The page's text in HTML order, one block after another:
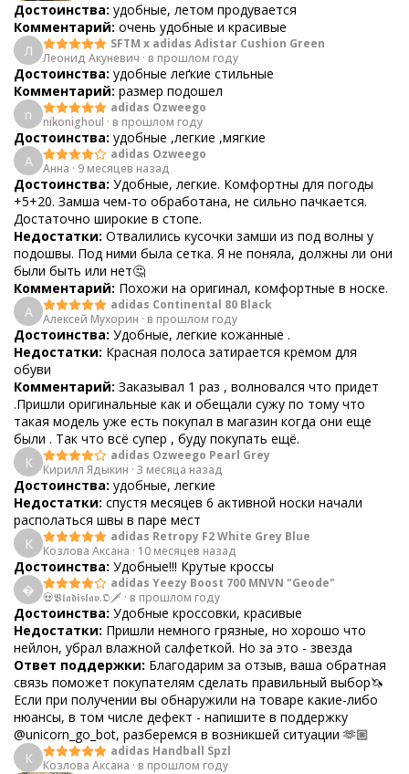
Достоинства: удобные, летом продувается
Комментарий: очень удобные и красивые
Л
SFTM x adidas Adistar Cushion Green
Леонид Акуневич · в прошлом году
Достоинства: удобные леґкие стильные
Комментарий: размер подошел
n
adidas Ozweego
nikonighoul · в прошлом году
Достоинства: удобные ,легкие ,мягкие
А
adidas Ozweego
Анна · 9 месяцев назад
Достоинства: Удобные, легкие. Комфортны для погоды
+5+20. Замша чем-то обработана, не сильно пачкается.
Достаточно широкие в стопе.
Недостатки: Отвалились кусочки замши из под волны у
подошвы. Под ними была сетка. Я не поняла, должны ли они
были быть или нет🤔
Комментарий: Похожи на оригинал, комфортные в носке.
А
adidas Continental 80 Black
Алексей Мухорин · в прошлом году
Достоинства: Удобные, легкие кожанные .
Недостатки: Красная полоса затирается кремом для
обуви
Комментарий: Заказывал 1 раз , волновался что придет
.Пришли оригинальные как и обещали сужу по тому что
такая модель уже есть покупал в магазин когда они еще
были . Так что всё супер , буду покупать ещё.
К
adidas Ozweego Pearl Grey
Кирилл Ядыкин · 3 месяца назад
Достоинства: удобные, легкие
Недостатки: спустя месяцев 6 активной носки начали
располаться швы в паре мест
К
adidas Retropy F2 White Grey Blue
Козлова Аксана · 10 месяцев назад
Достоинства: Удобные!!! Крутые кроссы

adidas Yeezy Boost 700 MNVN "Geode"
💀𝖁𝖑𝖆𝖉𝖎𝖘𝖑𝖆𝖛.𝕺🗡 · в прошлом году
Достоинства: Удобные кроссовки, красивые
Недостатки: Пришли немного грязные, но хорошо что
нейлон, убрал влажной салфеткой. Но за это - звезда
Ответ поддержки: Благодарим за отзыв, ваша обратная
связь поможет покупателям сделать правильный выбор🦄
Если при получении вы обнаружили на товаре какие-либо
нюансы, в том числе дефект - напишите в поддержку
@unicorn_go_bot, разберемся в возникшей ситуации 🫶🏼
К
adidas Handball Spzl
Козлова Аксана · в прошлом году